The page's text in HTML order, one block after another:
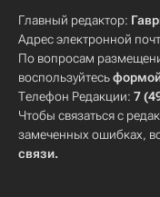
Главный редактор:
Адрес электронной
По вопросам
воспользуйтесь
Телефон Редакции: 7
Чтобы связаться с
замеченных ошибках,
связи.